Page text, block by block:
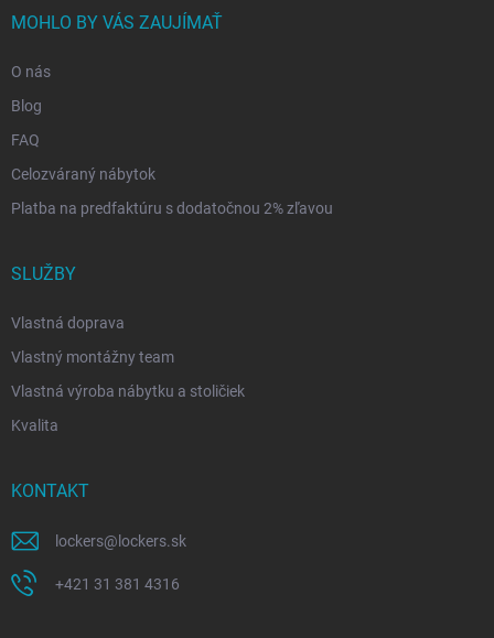
MOHLO BY VÁS ZAUJÍMAŤ
O nás
Blog
FAQ
Celozváraný nábytok
Platba na predfaktúru s dodatočnou 2% zľavou
SLUŽBY
Vlastná doprava
Vlastný montážny team
Vlastná výroba nábytku a stoličiek
Kvalita
KONTAKT
lockers@ lockers.sk
+421 31 381 4316